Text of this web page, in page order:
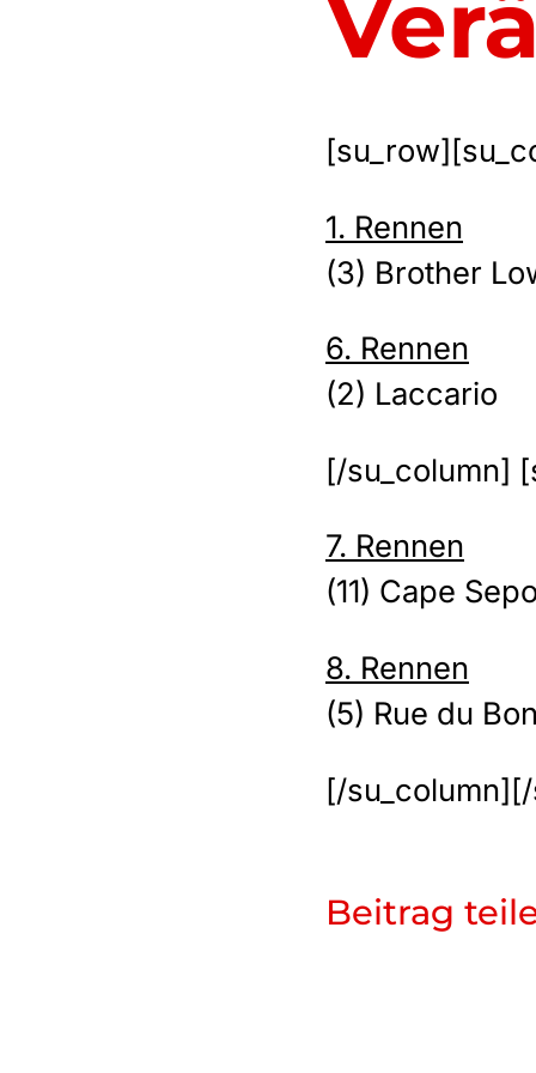
1. Rennen
(3) Brother
6. Rennen
(2) Laccario
[/su_column]
7. Rennen
(11) Cape
8. Rennen
(5) Rue du
[/
Beitrag